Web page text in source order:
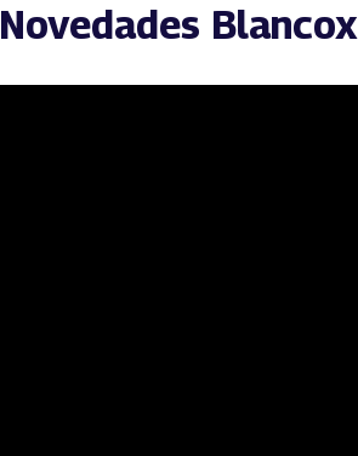
Novedades Blancox